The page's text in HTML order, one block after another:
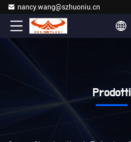
nancy.wang@szhuoniu.cn
Prodotti